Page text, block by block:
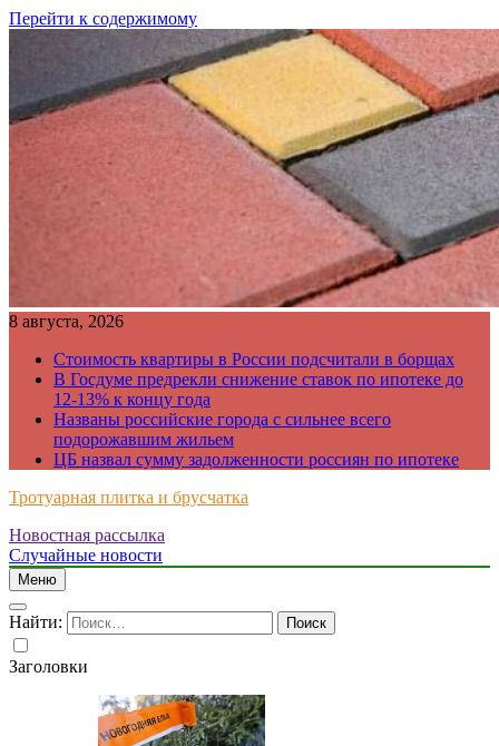
Перейти к содержимому
8 августа, 2026
Стоимость квартиры в России подсчитали в борщах
В Госдуме предрекли снижение ставок по ипотеке до
12-13% к концу года
Названы российские города с сильнее всего
подорожавшим жильем
ЦБ назвал сумму задолженности россиян по ипотеке
Тротуарная плитка и брусчатка
Just another WordPress site
Новостная рассылка
Случайные новости
Меню
Найти:
Заголовки